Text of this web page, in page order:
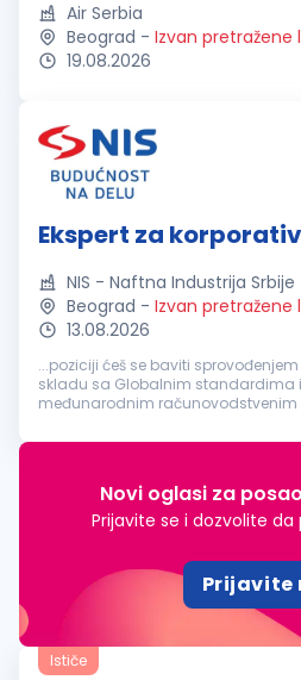
Air Serbia
Beograd - Izvan pretražene
19.08.2026
Ekspert za
NIS - Naftna Industrija Srbije
Beograd - Izvan pretražene
13.08.2026
...poziciji ćeš se baviti sprovođenjem
skladu sa Globalnim standardima
međunarodnim
korporativnu reviziju. Ovaj tim od 5
Novi oglasi za
Prijavite se i dozvolite da
Prijavite
Ističe